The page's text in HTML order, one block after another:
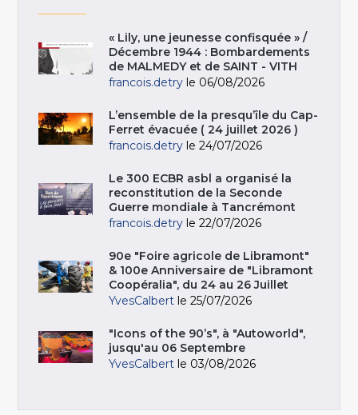
« Lily, une jeunesse confisquée » /
Décembre 1944 : Bombardements
de MALMEDY et de SAINT - VITH
francois.detry le 06/08/2026
L’ensemble de la presqu’île du Cap-
Ferret évacuée ( 24 juillet 2026 )
francois.detry le 24/07/2026
Le 300 ECBR asbl a organisé la
reconstitution de la Seconde
Guerre mondiale à Tancrémont
francois.detry le 22/07/2026
90e "Foire agricole de Libramont"
& 100e Anniversaire de "Libramont
Coopéralia", du 24 au 26 Juillet
YvesCalbert le 25/07/2026
"Icons of the 90’s", à "Autoworld",
jusqu'au 06 Septembre
YvesCalbert le 03/08/2026